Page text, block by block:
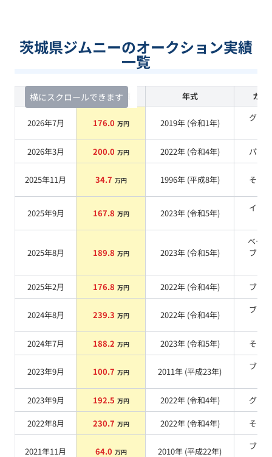
茨城県ジムニーのオークション実績
一覧
横にスクロールできます
査定時期 セルカ実績 年式 カラ
2026年7月 176.0 万円 2019年 (令和1年)
グリ
2026年3月
200.0 万円 2022年 (令和4年) パール
2025年11月 34.7 万円 1996年 (平成8年) その他
2025年9月 167.8 万円 2023年 (令和5年)
イエ
2025年8月 189.8 万円 2023年 (令和5年)
ベー
ブラ
2025年2月
176.8 万円 2022年 (令和4年) ブルー
2024年8月 239.3 万円 2022年 (令和4年)
ブラ
2024年7月
188.2 万円 2023年 (令和5年) その他
2023年9月 100.7 万円 2011年 (平成23年)
ブラ
2023年9月
192.5 万円 2022年 (令和4年)
グレー
2022年8月
230.7 万円 2022年 (令和4年) その他
2021年11月 64.0 万円 2010年 (平成22年)
ブラ